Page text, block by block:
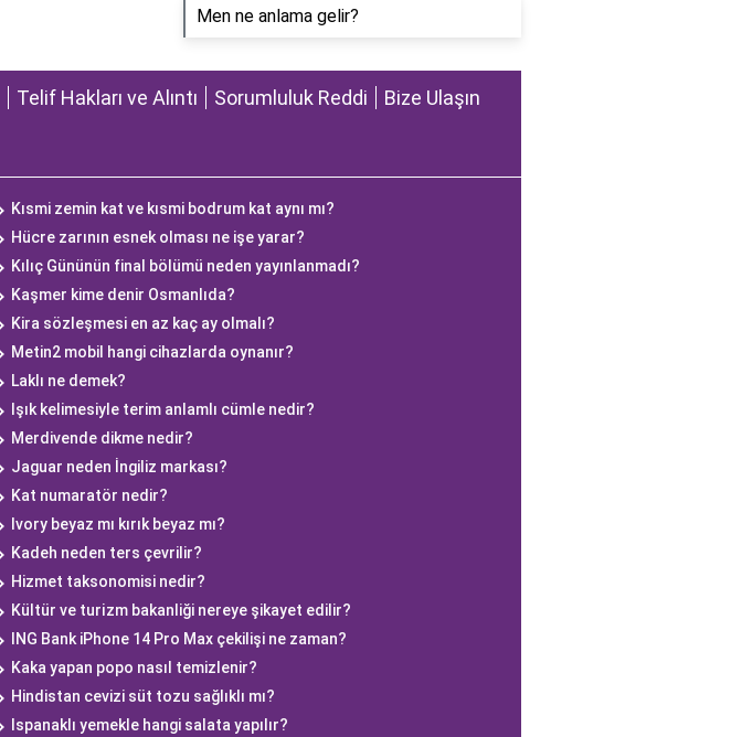
Men ne anlama gelir?
Telif Hakları ve Alıntı Sorumluluk Reddi Bize Ulaşın
Kısmi zemin kat ve kısmi bodrum kat aynı mı?
Hücre zarının esnek olması ne işe yarar?
Kılıç Gününün final bölümü neden yayınlanmadı?
Kaşmer kime denir Osmanlıda?
Kira sözleşmesi en az kaç ay olmalı?
Metin2 mobil hangi cihazlarda oynanır?
Laklı ne demek?
Işık kelimesiyle terim anlamlı cümle nedir?
Merdivende dikme nedir?
Jaguar neden İngiliz markası?
Kat numaratör nedir?
Ivory beyaz mı kırık beyaz mı?
Kadeh neden ters çevrilir?
Hizmet taksonomisi nedir?
Kültür ve turi̇zm bakanliği nereye şikayet edilir?
ING Bank iPhone 14 Pro Max çekilişi ne zaman?
Kaka yapan popo nasıl temizlenir?
Hindistan cevizi süt tozu sağlıklı mı?
Ispanaklı yemekle hangi salata yapılır?